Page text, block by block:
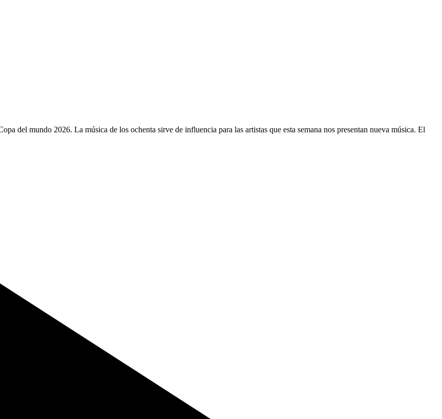
del mundo 2026. La música de los ochenta sirve de influencia para las artistas que esta semana nos presentan nueva música. El